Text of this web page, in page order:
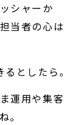
シャーか
当者の心は
としたら。
運用や集客
。